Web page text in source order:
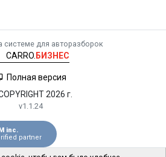
системе для авторазборок
CARRO. БИЗНЕС
Полная версия
2026 г.
v1.1.24
inc.
partner